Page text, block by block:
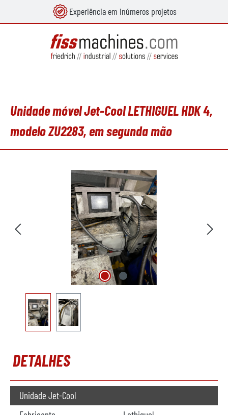
Experiência em inúmeros projetos
Unidade móvel Jet-Cool LETHIGUEL HDK 4,
modelo ZU2283, em segunda mão
Ignorar galeria de imagens
DETALHES
Unidade Jet-Cool